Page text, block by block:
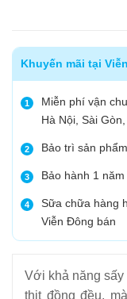
Khuyến mãi tại
1
Miễn phí vận
Hà Nội, Sài
2 Bảo trì sản
3 Bảo hành 1
4
Sữa chữa hàng
Viễn Đông bán
Với khả năng
thịt đồng đều,